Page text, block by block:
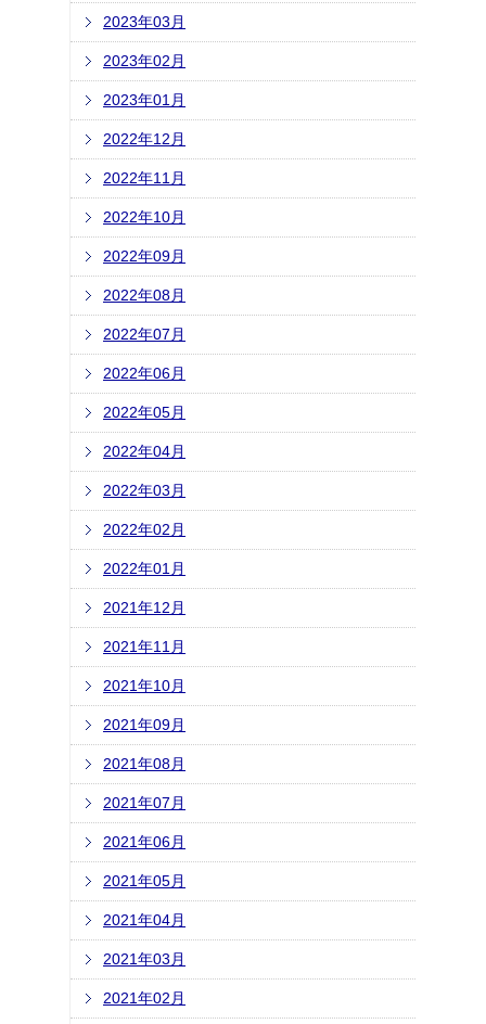
2023年03月
2023年02月
2023年01月
2022年12月
2022年11月
2022年10月
2022年09月
2022年08月
2022年07月
2022年06月
2022年05月
2022年04月
2022年03月
2022年02月
2022年01月
2021年12月
2021年11月
2021年10月
2021年09月
2021年08月
2021年07月
2021年06月
2021年05月
2021年04月
2021年03月
2021年02月